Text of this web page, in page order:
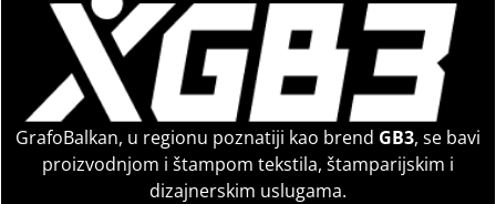
GrafoBalkan, u regionu poznatiji kao brend GB3, se bavi
proizvodnjom i štampom tekstila, štamparijskim i
dizajnerskim uslugama.